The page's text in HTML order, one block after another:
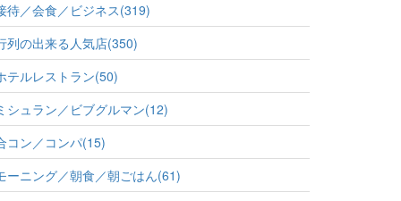
待／会食／ビジネス(319)
列の出来る人気店(350)
テルレストラン(50)
シュラン／ビブグルマン(12)
コン／コンパ(15)
ーニング／朝食／朝ごはん(61)